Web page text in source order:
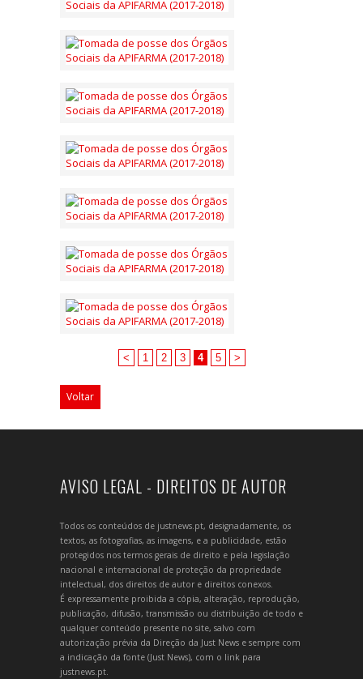
< 1 2 3 4 5 >
Voltar
AVISO LEGAL - DIREITOS DE AUTOR
Todos os conteúdos de justnews.pt, designadamente, os
textos, as fotografias, as imagens, e a publicidade, estão
protegidos nos termos gerais de direito e pela legislação
nacional e internacional de proteção da propriedade
intelectual, dos direitos de autor e direitos conexos.
É expressamente proibida a cópia, alteração, reprodução,
publicação, difusão, transmissão ou distribuição de todo e
qualquer conteúdo presente no site, salvo com
autorização prévia da Direção da Just News e sempre com
a indicação da fonte (Just News), com o link para
justnews.pt.